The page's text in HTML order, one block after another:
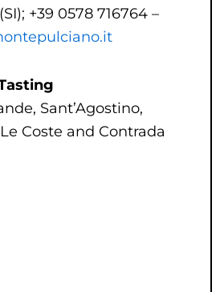
+39 0578 716764 –
Sant’Agostino,
Coste and Contrada